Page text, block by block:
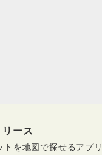
ース
トを地図で探せるアプ